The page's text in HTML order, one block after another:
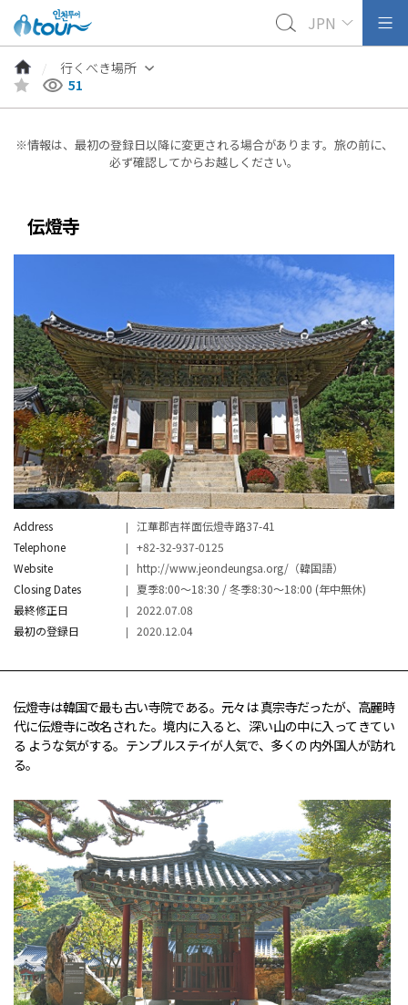
JPN
行くべき場所
51
※情報は、最初の登録日以降に変更される場合があります。旅の前に、
必ず確認してからお越しください。
伝燈寺
Address
江華郡吉祥面伝燈寺路37-41
Telephone
+82-32-937-0125
Website
http://www.jeondeungsa.org/（韓国語）
Closing Dates
夏季8:00～18:30 / 冬季8:30～18:00 (年中無休)
最終修正日
2022.07.08
最初の登録日
2020.12.04
伝燈寺は韓国で最も古い寺院である。元々は 真宗寺だったが、高麗時
代に伝燈寺に改名され た。境内に入ると、深い山の中に入ってきてい
る ような気がする。テンプルステイが人気で、多くの 内外国人が訪れ
る。